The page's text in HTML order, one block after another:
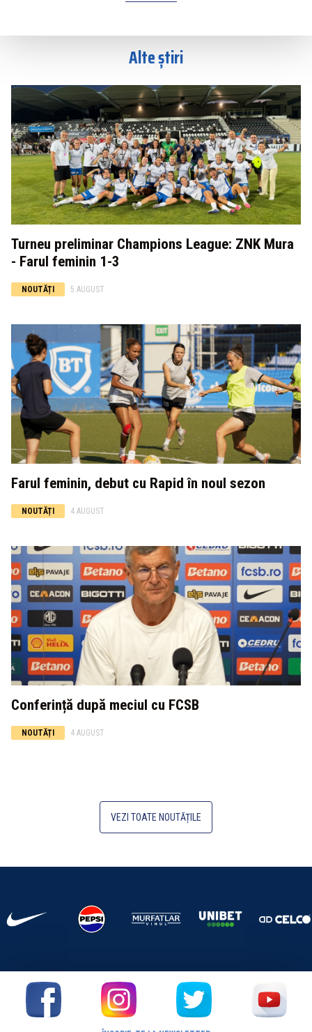
Alte știri
Turneu preliminar Champions League: ZNK Mura
- Farul feminin 1-3
NOUTĂȚI 5 AUGUST
Farul feminin, debut cu Rapid în noul sezon
NOUTĂȚI 4 AUGUST
Conferință după meciul cu FCSB
NOUTĂȚI 4 AUGUST
VEZI TOATE NOUTĂȚILE